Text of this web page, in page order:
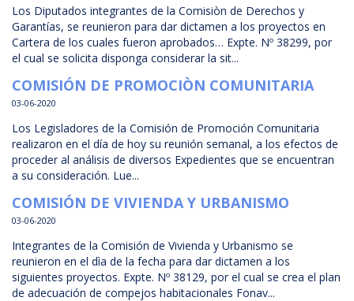
Los Diputados integrantes de la Comisiòn de Derechos y
Garantías, se reunieron para dar dictamen a los proyectos en
Cartera de los cuales fueron aprobados… Expte. Nº 38299, por
el cual se solicita disponga considerar la sit...
COMISIÓN DE PROMOCIÒN COMUNITARIA
03-06-2020
Los Legisladores de la Comisión de Promoción Comunitaria
realizaron en el día de hoy su reunión semanal, a los efectos de
proceder al análisis de diversos Expedientes que se encuentran
a su consideración. Lue...
COMISIÓN DE VIVIENDA Y URBANISMO
03-06-2020
Integrantes de la Comisión de Vivienda y Urbanismo se
reunieron en el dìa de la fecha para dar dictamen a los
siguientes proyectos. Expte. Nº 38129, por el cual se crea el plan
de adecuación de compejos habitacionales Fonav...